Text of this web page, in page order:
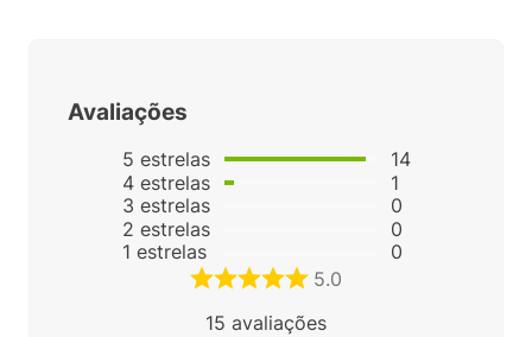
Avaliações
5 estrelas
4estrelas
3 estrelas
2 estrelas
1 estrelas
14
1
0
0
0
5.0
15 avaliações